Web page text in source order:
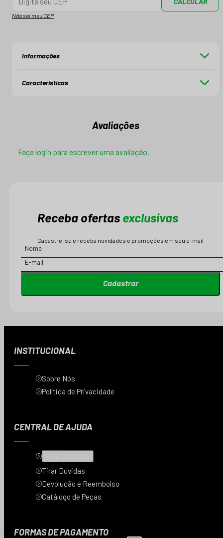
Não sei meu CEP
Informações
Características
Avaliações
Faça login para escrever uma avaliação.
Receba ofertas exclusivas
Cadastre-se e receba novidades e promoções em seu e-mail
Cadastrar
INSTITUCIONAL
Sobre Nós
Política de Privacidade
CENTRAL DE AJUDA
Tirar Dúvidas
Devolução e Reembolso
Catálogo de Peças
FORMAS DE PAGAMENTO